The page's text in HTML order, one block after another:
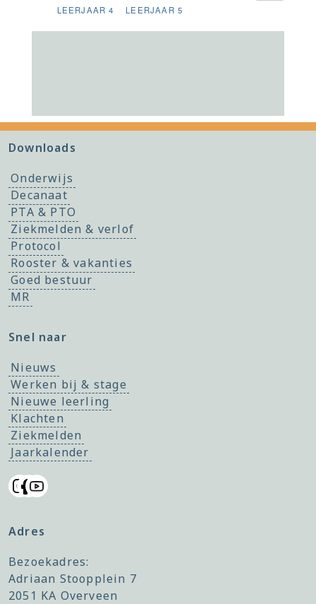
LEERJAAR 4
LEERJAAR 5
Downloads
Onderwijs
Decanaat
PTA & PTO
Ziekmelden & verlof
Protocol
Rooster & vakanties
Goed bestuur
MR
Snel naar
Nieuws
Werken bij & stage
Nieuwe leerling
Klachten
Ziekmelden
Jaarkalender
Adres
Bezoekadres:
Adriaan Stoopplein 7
2051 KA Overveen